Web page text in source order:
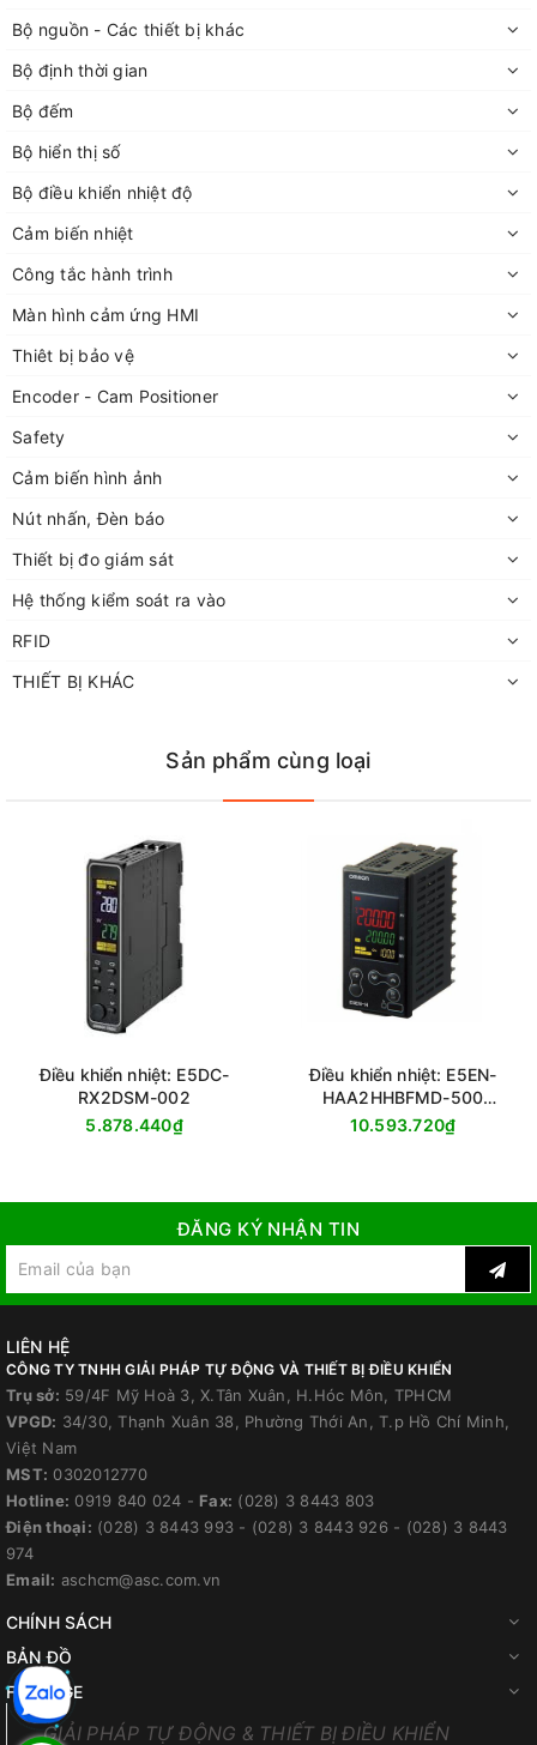
Bộ nguồn - Các thiết bị khác
Bộ định thời gian
Bộ đếm
Bộ hiển thị số
Bộ điều khiển nhiệt độ
Cảm biến nhiệt
Công tắc hành trình
Màn hình cảm ứng HMI
Thiêt bị bảo vệ
Encoder - Cam Positioner
Safety
Cảm biến hình ảnh
Nút nhấn, Đèn báo
Thiết bị đo giám sát
Hệ thống kiểm soát ra vào
RFID
THIẾT BỊ KHÁC
Sản phẩm cùng loại
Điều khiển nhiệt: E5DC-
RX2DSM-002
5.878.440₫
Điều khiển nhiệt: E5EN-
HAA2HHBFMD-500
AC/DC24
10.593.720₫
ĐĂNG KÝ NHẬN TIN
LIÊN HỆ
CÔNG TY TNHH GIẢI PHÁP TỰ ĐỘNG VÀ THIẾT BỊ ĐIỀU KHIỂN
Trụ sở: 59/4F Mỹ Hoà 3, X.Tân Xuân, H.Hóc Môn, TPHCM
VPGD: 34/30, Thạnh Xuân 38, Phường Thới An, T.p Hồ Chí Minh,
Việt Nam
MST: 0302012770
Hotline: 0919 840 024 - Fax: (028) 3 8443 803
Điện thoại: (028) 3 8443 993 - (028) 3 8443 926 - (028) 3 8443
974
Email: aschcm@asc.com.vn
CHÍNH SÁCH
BẢN ĐỒ
FANPAGE
GIẢI PHÁP TỰ ĐỘNG & THIẾT BỊ ĐIỀU KHIỂN